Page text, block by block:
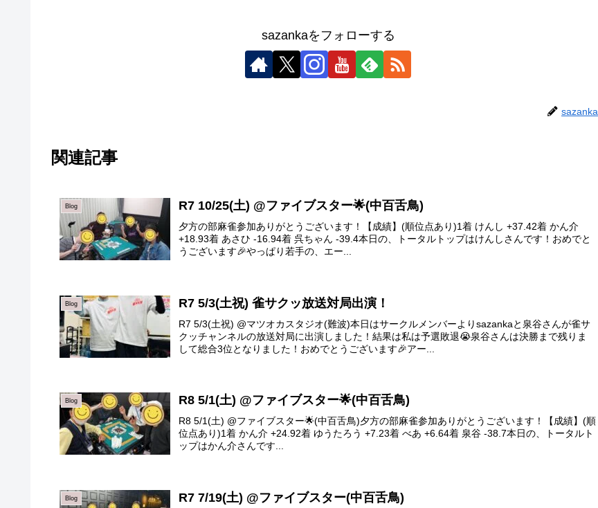
sazankaをフォローする
sazanka
関連記事
Blog R7 10/25(土) @ファイブスター🌟(中百舌鳥)
夕方の部麻雀参加ありがとうございます！【成績】(順位点あり)1着 けんし +37.42着 かん介
+18.93着 あさひ -16.94着 呉ちゃん -39.4本日の、トータルトップはけんしさんです！おめでと
うございます🎉やっぱり若手の、エー...
Blog R7 5/3(土祝) 雀サクッ放送対局出演！
R7 5/3(土祝) @マツオカスタジオ(難波)本日はサークルメンバーよりsazankaと泉谷さんが雀サ
クッチャンネルの放送対局に出演しました！結果は私は予選敗退😭泉谷さんは決勝まで残りま
して総合3位となりました！おめでとうございます🎉アー...
Blog R8 5/1(土) @ファイブスター🌟(中百舌鳥)
R8 5/1(土) @ファイブスター🌟(中百舌鳥)夕方の部麻雀参加ありがとうございます！【成績】(順
位点あり)1着 かん介 +24.92着 ゆうたろう +7.23着 べあ +6.64着 泉谷 -38.7本日の、トータルト
ップはかん介さんです...
Blog R7 7/19(土) @ファイブスター(中百舌鳥)